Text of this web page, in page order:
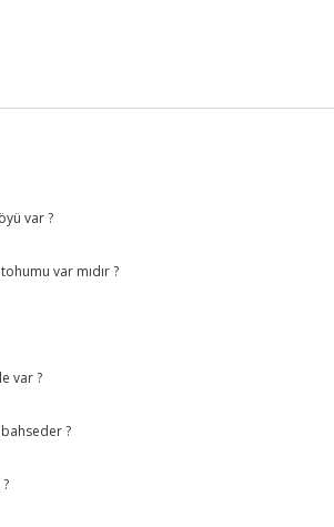
var ?
var mıdır ?
var ?
bahseder ?